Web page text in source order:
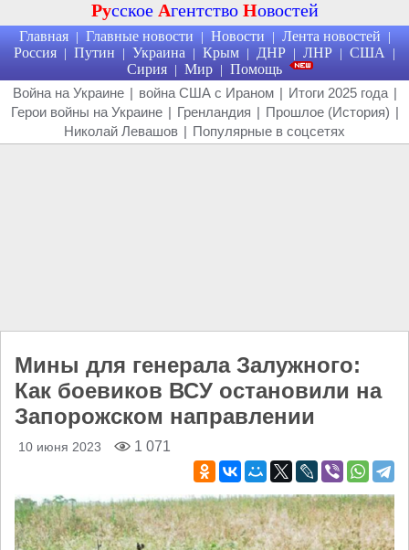
Русское Агентство Новостей
Главная | Главные новости | Новости | Лента новостей |
Россия | Путин | Украина | Крым | ДНР | ЛНР | США |
Сирия | Мир | Помощь
Война на Украине | война США с Ираном | Итоги 2025 года |
Герои войны на Украине | Гренландия | Прошлое (История) |
Николай Левашов | Популярные в соцсетях
Мины для генерала Залужного:
Как боевиков ВСУ остановили на
Запорожском направлении
10 июня 2023 1 071